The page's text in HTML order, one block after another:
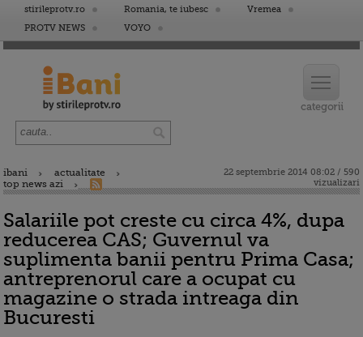
stirileprotv.ro Romania, te iubesc
Vremea
PROTV NEWS
VOYO
ibani
actualitate
top news azi
22 septembrie 2014 08:02 / 590
vizualizari
Salariile pot creste cu circa 4%, dupa
reducerea CAS; Guvernul va
suplimenta banii pentru Prima Casa;
antreprenorul care a ocupat cu
magazine o strada intreaga din
Bucuresti